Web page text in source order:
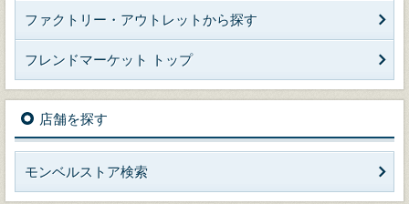
ファクトリー・アウトレットから探す
フレンドマーケット トップ
店舗を探す
モンベルストア検索